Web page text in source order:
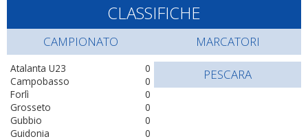
CLASSIFICHE
CAMPIONATO
0
Atalanta U23
0
Campobasso
0
Forlì
0
Grosseto
0
Gubbio
0
Guidonia
MARCATORI
PESCARA